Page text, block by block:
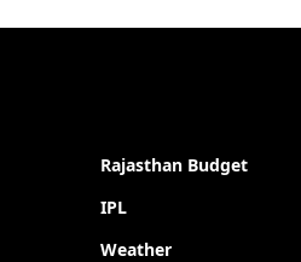
Rajasthan Budget
IPL
Weather